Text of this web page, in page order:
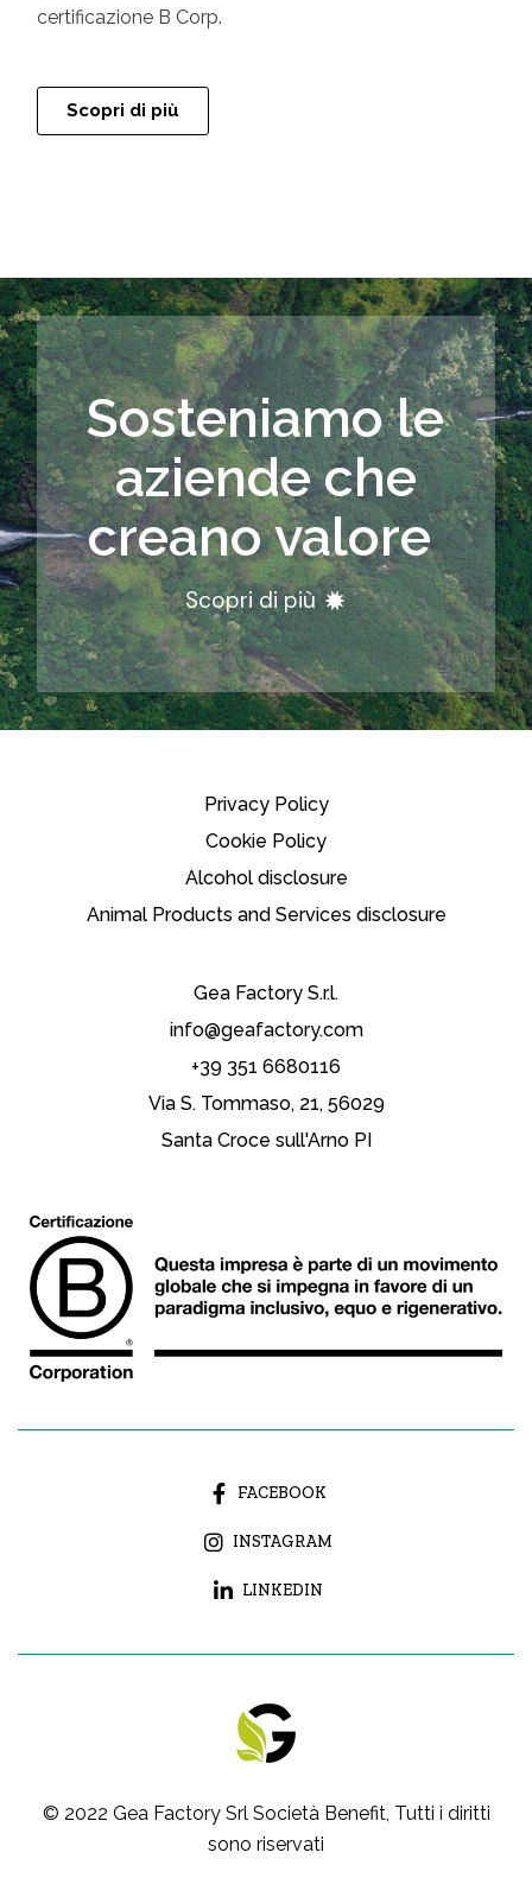
certificazione B Corp.
Scopri di più
Sosteniamo le
aziende che
creano valore
Scopri di più
Privacy Policy
Cookie Policy
Alcohol disclosure
Animal Products and Services disclosure
Gea Factory S.r.l.
info@geafactory.com
+39 351 6680116
Via S. Tommaso, 21, 56029
Santa Croce sull'Arno PI
FACEBOOK
INSTAGRAM
LINKEDIN
© 2022 Gea Factory Srl Società Benefit, Tutti i diritti
sono riservati